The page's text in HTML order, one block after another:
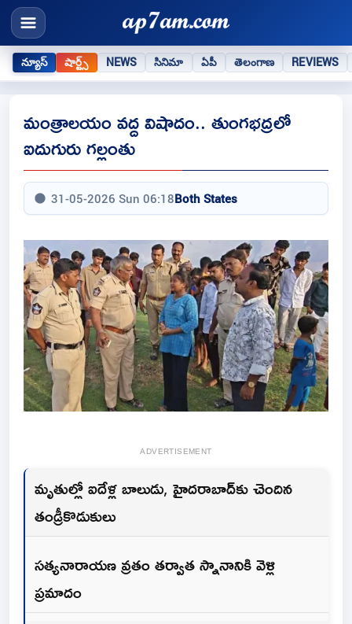
న్యూస్ షార్ట్స్ NEWS సినిమా ఏపీ తెలంగాణ REVIEWS
మంత్రాలయం వద్ద విషాదం.. తుంగభద్రలో
ఐదుగురు గల్లంతు
31-05-2026 Sun 06:18Both States
ADVERTISEMENT
మృతుల్లో ఐదేళ్ల బాలుడు, హైదరాబాద్‌కు చెందిన
తండ్రీకొడుకులు
సత్యనారాయణ వ్రతం తర్వాత స్నానానికి వెళ్లి
ప్రమాదం